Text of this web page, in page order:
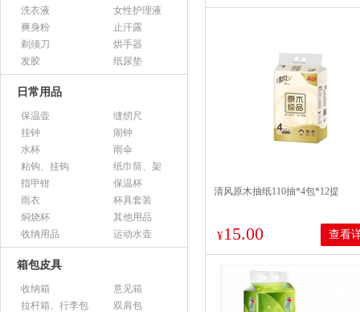
洗衣液
女性护理液
爽身粉
止汗露
剃须刀
烘手器
发胶
纸尿垫
日常用品
保温壶
缝纫尺
挂钟
闹钟
水杯
雨伞
粘钩、挂钩
纸巾筒、架
指甲钳
保温杯
雨衣
杯具套装
焖烧杯
其他用品
收纳用品
运动水壶
箱包皮具
收纳箱
意见箱
拉杆箱、行李包
双肩包
清风原木抽纸110抽*4包*12提
¥15.00 查看